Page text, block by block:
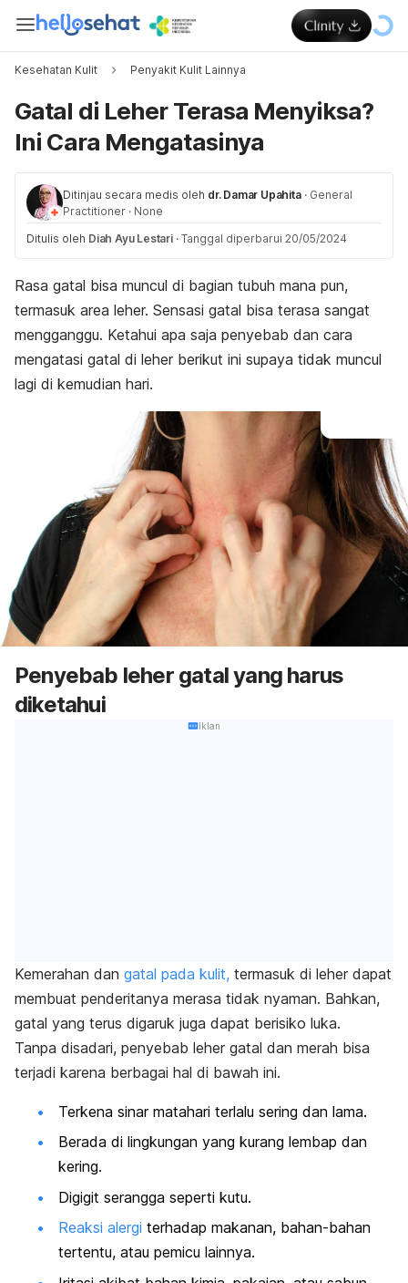
Kesehatan Kulit Penyakit Kulit Lainnya
Gatal di Leher Terasa Menyiksa?
Ini Cara Mengatasinya
Ditinjau secara medis oleh dr. Damar Upahita · General
Practitioner · None
Ditulis oleh Diah Ayu Lestari · Tanggal diperbarui 20/05/2024
Rasa gatal bisa muncul di bagian tubuh mana pun,
termasuk area leher. Sensasi gatal bisa terasa sangat
mengganggu. Ketahui apa saja penyebab dan cara
mengatasi gatal di leher berikut ini supaya tidak muncul
lagi di kemudian hari.
Penyebab leher gatal yang harus
diketahui
Iklan
Kemerahan dan gatal pada kulit, termasuk di leher dapat
membuat penderitanya merasa tidak nyaman. Bahkan,
gatal yang terus digaruk juga dapat berisiko luka.
Tanpa disadari, penyebab leher gatal dan merah bisa
terjadi karena berbagai hal di bawah ini.
Terkena sinar matahari terlalu sering dan lama.
Berada di lingkungan yang kurang lembap dan
kering.
Digigit serangga seperti kutu.
Reaksi alergi terhadap makanan, bahan-bahan
tertentu, atau pemicu lainnya.